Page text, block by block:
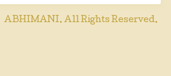
ABHIMANI. All Rights Reserved.